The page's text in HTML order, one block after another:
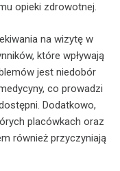
opieki zdrowotnej.
na wizytę w
które wpływają
jest niedobór
co prowadzi
Dodatkowo,
placówkach oraz
również przyczyniają